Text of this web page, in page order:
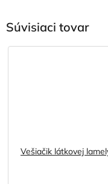
Súvisiaci tovar
Vešiačik látkovej